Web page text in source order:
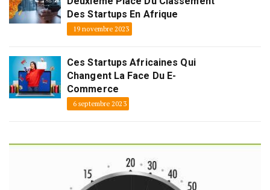
Des Startups En Afrique
19 novembre 2023
Ces Startups Africaines Qui
Changent La Face Du E-
Commerce
6 septembre 2023